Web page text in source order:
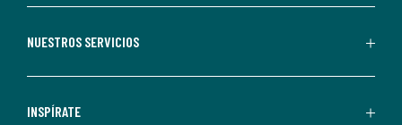
aceptas
comerciales
personalizadas
NUESTROS SERVICIOS
INSPÍRATE